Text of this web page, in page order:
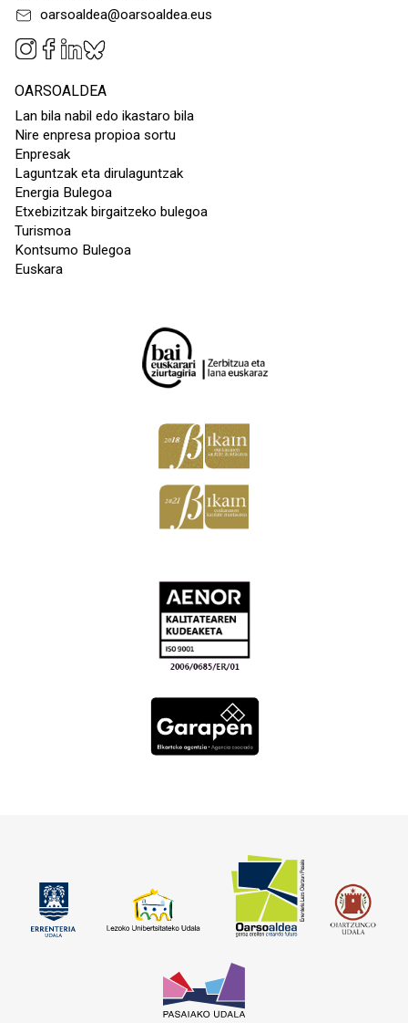
oarsoaldea@oarsoaldea.eus
OARSOALDEA
Lan bila nabil edo ikastaro bila
Nire enpresa propioa sortu
Enpresak
Laguntzak eta dirulaguntzak
Energia Bulegoa
Etxebizitzak birgaitzeko bulegoa
Turismoa
Kontsumo Bulegoa
Euskara